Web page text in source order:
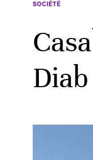
SOCIÉTÉ